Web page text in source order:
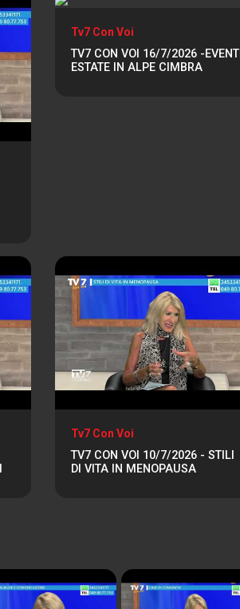
Tv7 Con Voi
TV7 CON VOI 16/7/2026 -EVENTI
ESTATE IN ALPE CIMBRA
Tv7 Con Voi
TV7 CON VOI 10/7/2026 - STILI
DI VITA IN MENOPAUSA